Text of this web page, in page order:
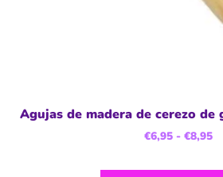
Agujas de madera de cerezo
€6,95 - €8,95